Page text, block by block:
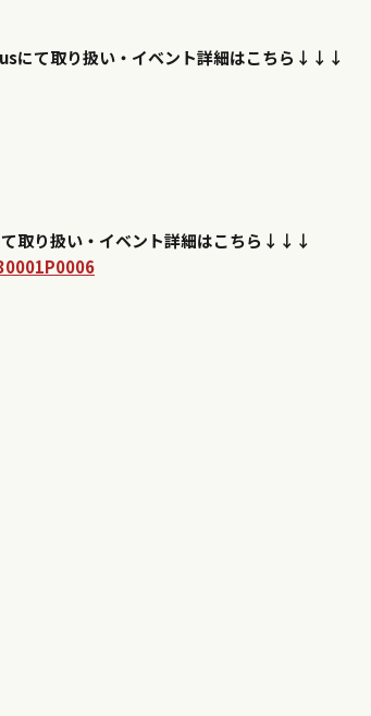
にて取り扱い・イベント詳細はこちら↓↓↓
て取り扱い・イベント詳細はこちら↓↓↓